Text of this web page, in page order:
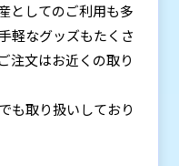
としてのご利用も多
軽なグッズもたくさ
注文はお近くの取り
も取り扱いしており